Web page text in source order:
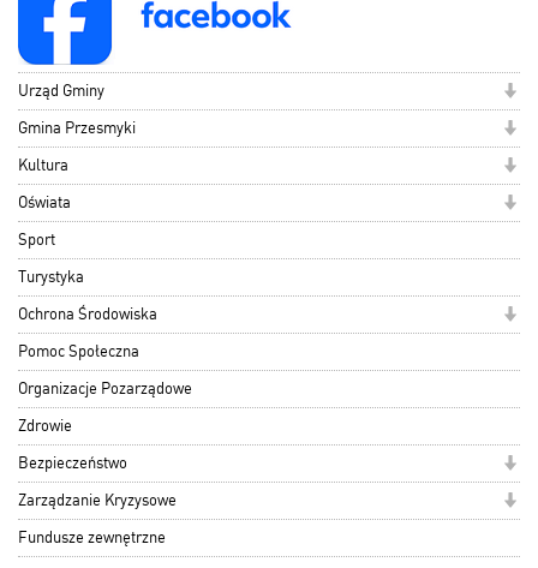
Urząd Gminy
Gmina Przesmyki
Kultura
Oświata
Sport
Turystyka
Ochrona Środowiska
Pomoc Społeczna
Organizacje Pozarządowe
Zdrowie
Bezpieczeństwo
Zarządzanie Kryzysowe
Fundusze zewnętrzne